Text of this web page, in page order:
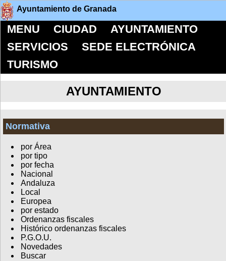
Ayuntamiento de Granada
MENU CIUDAD
AYUNTAMIENTO
SERVICIOS
SEDE ELECTRÓNICA
TURISMO
AYUNTAMIENTO
Normativa
por Área
por tipo
por fecha
Nacional
Andaluza
Local
Europea
por estado
Ordenanzas fiscales
Histórico ordenanzas fiscales
P.G.O.U.
Novedades
Buscar